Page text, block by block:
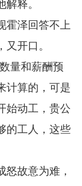
释。
霍泽回答不上
开口。
量和薪酬预
计算的，可是
始动工，贵公
的工人，这些
故意为难，